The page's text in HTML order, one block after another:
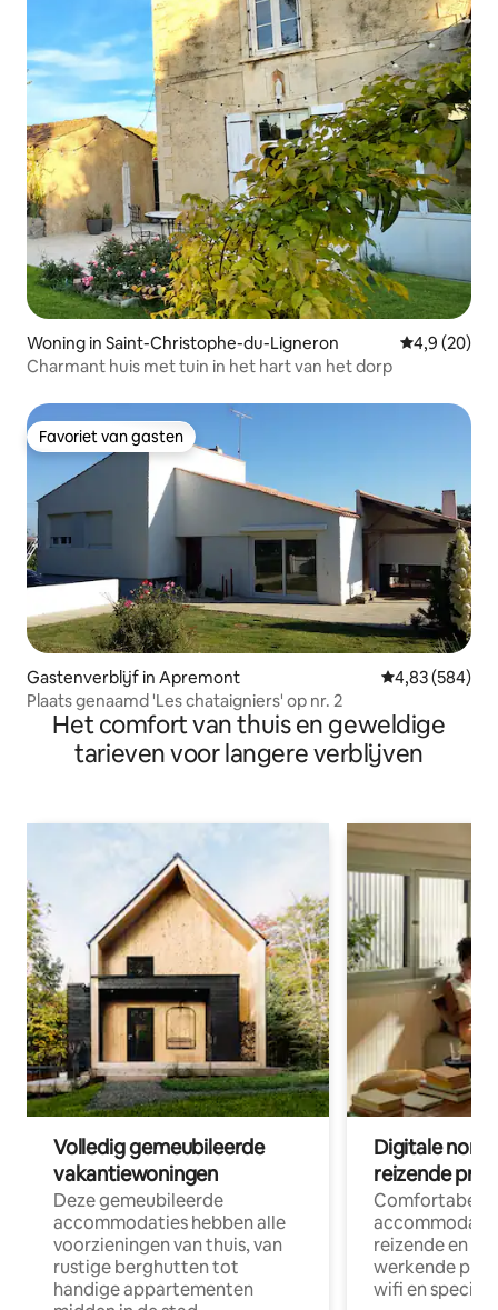
Woning in Saint-Christophe-du-Ligneron Gemiddelde
4,9 (20)
Charmant huis met tuin in het hart van het dorp
Favoriet van gasten
Favoriet van gasten
Gastenverblijf in Apremont Gemiddelde
4,83 (584)
Plaats genaamd 'Les chataigniers' op nr. 2
Het comfort van thuis en geweldige
tarieven voor langere verblijven
Volledig gemeubileerde
vakantiewoningen
Deze gemeubileerde
accommodaties hebben alle
voorzieningen van thuis, van
rustige berghutten tot
handige appartementen
Digitale
reizende
Comfortabele
reizende en
werkende
wifi en